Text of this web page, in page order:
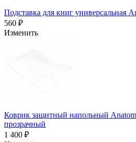
Подставка для книг универсальная
560 ₽
Изменить
Коврик защитный напольный
прозрачный
1 400 ₽